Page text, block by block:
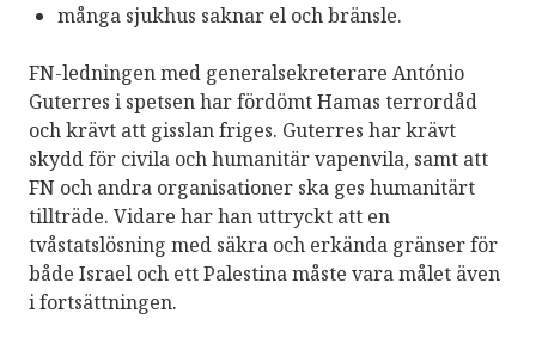
FN:s tidigare specialrapportör Michael Lynk
kritiserar Israels brott mot internationell lag. Foto:
UN Photo/Kim Houghton.
många sjukhus saknar el och bränsle.
FN-ledningen med generalsekreterare António
Guterres i spetsen har fördömt Hamas terrordåd
och krävt att gisslan friges. Guterres har krävt
skydd för civila och humanitär vapenvila, samt att
FN och andra organisationer ska ges humanitärt
tillträde. Vidare har han uttryckt att en
tvåstatslösning med säkra och erkända gränser för
både Israel och ett Palestina måste vara målet även
i fortsättningen.